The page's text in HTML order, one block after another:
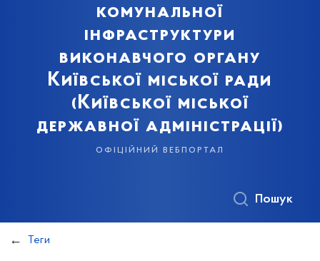
комунальної
інфраструктури
виконавчого органу
Київської міської ради
(Київської міської
державної адміністрації)
офіційний вебпортал
Пошук
Теги